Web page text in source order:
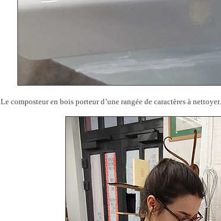
Le composteur en bois porteur d’une rangée de caractères à nettoyer.